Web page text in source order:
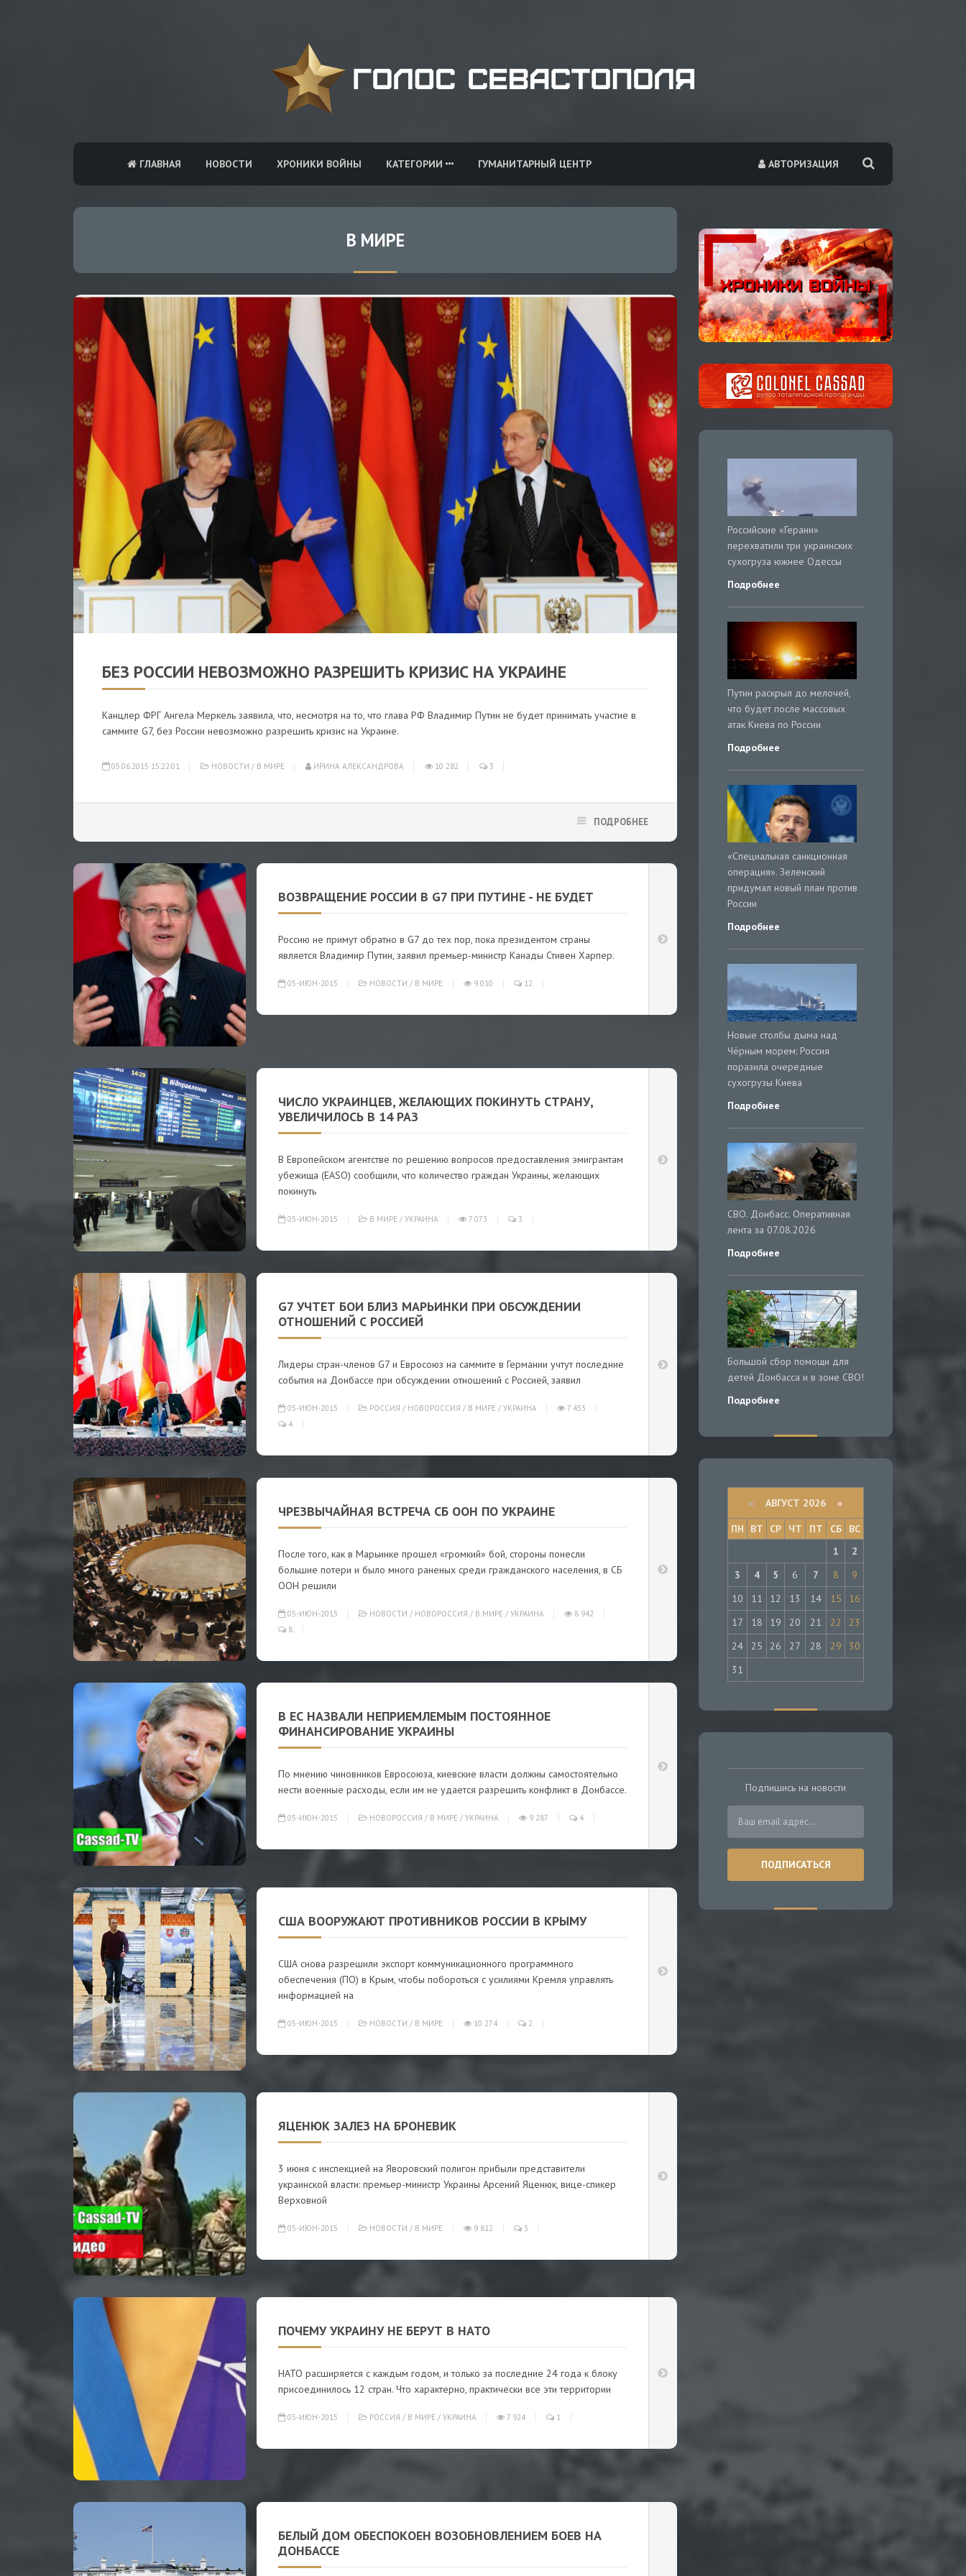
АВТОРИЗАЦИЯ
ГЛАВНАЯ НОВОСТИ ХРОНИКИ ВОЙНЫ КАТЕГОРИИ ГУМАНИТАРНЫЙ ЦЕНТР
В МИРЕ
БЕЗ РОССИИ НЕВОЗМОЖНО РАЗРЕШИТЬ КРИЗИС НА УКРАИНЕ
Канцлер ФРГ Ангела Меркель заявила, что, несмотря на то, что глава РФ Владимир Путин не будет принимать участие в
саммите G7, без России невозможно разрешить кризис на Украине.
05.06.2015 15:22:01 НОВОСТИ / В МИРЕ ИРИНА АЛЕКСАНДРОВА 10 282 3
ПОДРОБНЕЕ
ВОЗВРАЩЕНИЕ РОССИИ В G7 ПРИ ПУТИНЕ - НЕ БУДЕТ
Россию не примут обратно в G7 до тех пор, пока президентом страны
является Владимир Путин, заявил премьер-министр Канады Стивен Харпер.
05-ИЮН-2015 НОВОСТИ / В МИРЕ 9 010 12
ЧИСЛО УКРАИНЦЕВ, ЖЕЛАЮЩИХ ПОКИНУТЬ СТРАНУ,
УВЕЛИЧИЛОСЬ В 14 РАЗ
В Европейском агентстве по решению вопросов предоставления эмигрантам
убежища (EASO) сообщили, что количество граждан Украины, желающих
покинуть
05-ИЮН-2015 В МИРЕ / УКРАИНА 7 073 3
G7 УЧТЕТ БОИ БЛИЗ МАРЬИНКИ ПРИ ОБСУЖДЕНИИ
ОТНОШЕНИЙ С РОССИЕЙ
Лидеры стран-членов G7 и Евросоюз на саммите в Германии учтут последние
события на Донбассе при обсуждении отношений с Россией, заявил
05-ИЮН-2015 РОССИЯ / НОВОРОССИЯ / В МИРЕ / УКРАИНА
7 453
4
ЧРЕЗВЫЧАЙНАЯ ВСТРЕЧА СБ ООН ПО УКРАИНЕ
После того, как в Марьинке прошел «громкий» бой, стороны понесли
большие потери и было много раненых среди гражданского населения, в СБ
ООН решили
05-ИЮН-2015 НОВОСТИ / НОВОРОССИЯ / В МИРЕ / УКРАИНА
8 942
8
В ЕС НАЗВАЛИ НЕПРИЕМЛЕМЫМ ПОСТОЯННОЕ
ФИНАНСИРОВАНИЕ УКРАИНЫ
По мнению чиновников Евросоюза, киевские власти должны самостоятельно
нести военные расходы, если им не удается разрешить конфликт в Донбассе.
05-ИЮН-2015 НОВОРОССИЯ / В МИРЕ / УКРАИНА 9 287 4
США ВООРУЖАЮТ ПРОТИВНИКОВ РОССИИ В КРЫМУ
США снова разрешили экспорт коммуникационного программного
обеспечения (ПО) в Крым, чтобы побороться с усилиями Кремля управлять
информацией на
05-ИЮН-2015 НОВОСТИ / В МИРЕ 10 274 2
ЯЦЕНЮК ЗАЛЕЗ НА БРОНЕВИК
3 июня с инспекцией на Яворовский полигон прибыли представители
украинской власти: премьер-министр Украины Арсений Яценюк, вице-спикер
Верховной
05-ИЮН-2015 НОВОСТИ / В МИРЕ 9 812 3
ПОЧЕМУ УКРАИНУ НЕ БЕРУТ В НАТО
НАТО расширяется с каждым годом, и только за последние 24 года к блоку
присоединилось 12 стран. Что характерно, практически все эти территории
05-ИЮН-2015 РОССИЯ / В МИРЕ / УКРАИНА 7 924 1
БЕЛЫЙ ДОМ ОБЕСПОКОЕН ВОЗОБНОВЛЕНИЕМ БОЕВ НА
ДОНБАССЕ
Российские «Герани»
перехватили три украинских
сухогруза южнее Одессы
Подробнее
Путин раскрыл до мелочей,
что будет после массовых
атак Киева по России
Подробнее
«Специальная санкционная
операция». Зеленский
придумал новый план против
России
Подробнее
Новые столбы дыма над
Чёрным морем: Россия
поразила очередные
сухогрузы Киева
Подробнее
СВО. Донбасс. Оперативная
лента за 07.08.2026
Подробнее
Большой сбор помощи для
детей Донбасса и в зоне СВО!
Подробнее
« АВГУСТ 2026 »
ПН
ВТ СР ЧТ ПТ СБ
ВС
1
2
3
4 5 6 7 8
9
10
11 12 13 14 15
16
17
18 19 20 21 22
23
24
25 26 27 28 29
30
31
Подпишись на новости